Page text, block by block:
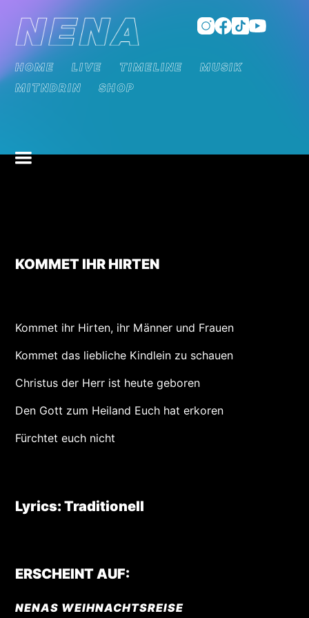
HOME LIVE TIMELINE
MUSIK
MITNDRIN
SHOP
KOMMET IHR HIRTEN
Kommet ihr Hirten, ihr Männer und Frauen
Kommet das liebliche Kindlein zu schauen
Christus der Herr ist heute geboren
Den Gott zum Heiland Euch hat erkoren
Fürchtet euch nicht
Lyrics: Traditionell
ERSCHEINT AUF:
NENAS WEIHNACHTSREISE